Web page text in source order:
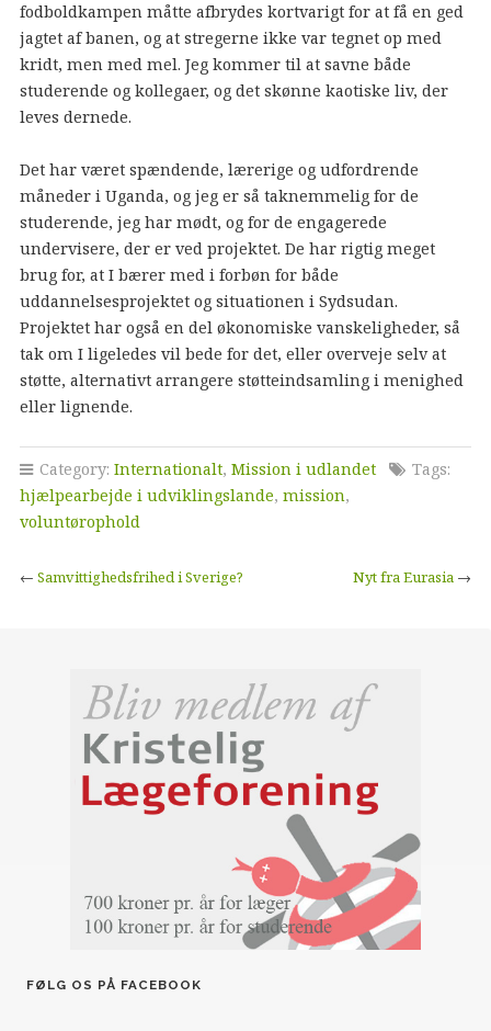
fodboldkampen måtte afbrydes kortvarigt for at få en ged
jagtet af banen, og at stregerne ikke var tegnet op med
kridt, men med mel. Jeg kommer til at savne både
studerende og kollegaer, og det skønne kaotiske liv, der
leves dernede.
Det har været spændende, lærerige og udfordrende
måneder i Uganda, og jeg er så taknemmelig for de
studerende, jeg har mødt, og for de engagerede
undervisere, der er ved projektet. De har rigtig meget
brug for, at I bærer med i forbøn for både
uddannelsesprojektet og situationen i Sydsudan.
Projektet har også en del økonomiske vanskeligheder, så
tak om I ligeledes vil bede for det, eller overveje selv at
støtte, alternativt arrangere støtteindsamling i menighed
eller lignende.
Category: Internationalt, Mission i udlandet
Tags:
hjælpearbejde i udviklingslande, mission,
voluntørophold
← Samvittighedsfrihed i Sverige? Nyt fra Eurasia →
FØLG OS PÅ FACEBOOK